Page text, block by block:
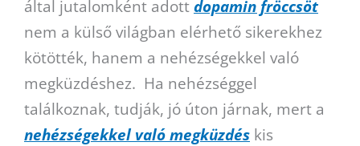
által jutalomként adott dopamin fröccsöt
nem a külső világban elérhető sikerekhez
kötötték, hanem a nehézségekkel való
megküzdéshez. Ha nehézséggel
találkoznak, tudják, jó úton járnak, mert a
nehézségekkel való megküzdés kis